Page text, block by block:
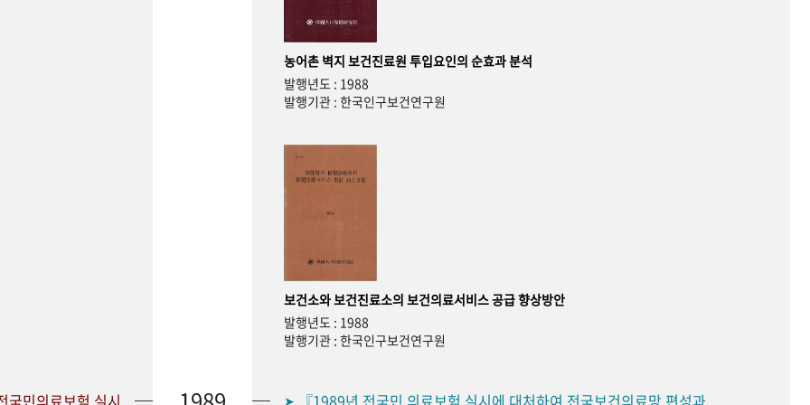
농어촌 벽지 보건진료원 투입요인의 순효과 분석
발행년도 : 1988
발행기관 : 한국인구보건연구원
보건소와 보건진료소의 보건의료서비스 공급 향상방안
발행년도 : 1988
발행기관 : 한국인구보건연구원
➤